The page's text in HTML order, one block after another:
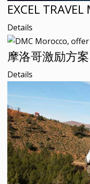
EXCEL
Details
摩洛哥激励方案
Details